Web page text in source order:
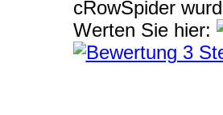
cRowSpider
Werten Sie hier: